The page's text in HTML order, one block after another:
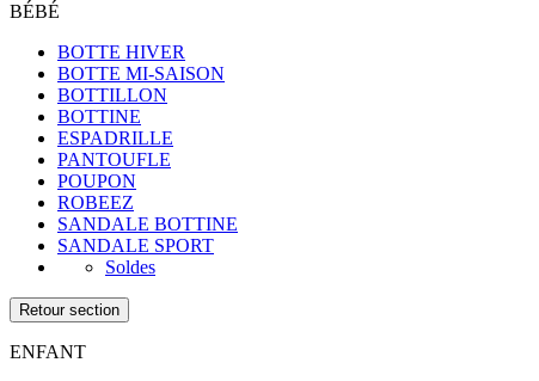
BÉBÉ
BOTTE HIVER
BOTTE MI-SAISON
BOTTILLON
BOTTINE
ESPADRILLE
PANTOUFLE
POUPON
ROBEEZ
SANDALE BOTTINE
SANDALE SPORT
Soldes
Retour section
ENFANT